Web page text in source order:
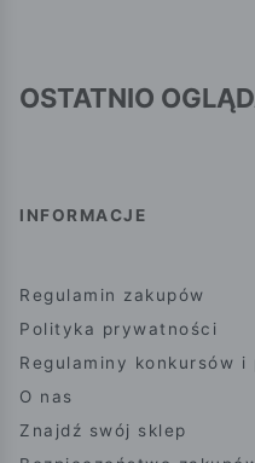
OSTATNIO
INFORMACJE
Regulamin zakupów
Polityka prywatności
Regulaminy konkursów i
O nas
Znajdź swój sklep